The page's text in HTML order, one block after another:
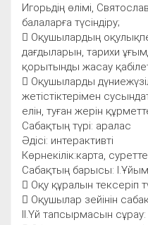
Игорьдің өлімі,
балаларға түсіндіру;
 Оқушылардың
дағдыларын, тарихи
қорытынды жасау
 Оқушыларды
жетістіктерімен
елін, туған жерін
Сабақтың түрі: аралас
Әдісі: интерактивті
Көрнекілік:карта,
Сабақтың барысы:
 Оқу құралын тексеріп
 Оқушылар зейінін
ІІ.Үй тапсырмасын сұрау: